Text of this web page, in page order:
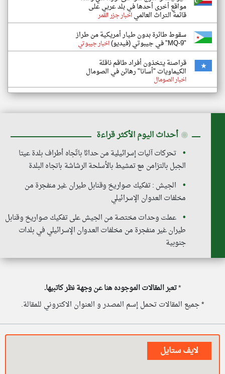
مواقع أخرى أحدها في بلد عربي على
قائمة التراث العالمياخبار جزر القمر
سقوط طائرة بدون طيار أمريكية من طراز
"MQ-9" في جيبوتي (فيديو) اخبار جيبوتي
قراصنة يتخذون أفراد طاقم ناقلة
الكيماويات "أسانا" رهائن في الصومال
اخبار الصومال
◉ أحداث اليوم الأكثر قراءة
تحركات آليات إسرائيلية من حداثا باتّجاه أطراف بلدة عيتا
الجبل بالتزامن مع تمشيط بالأسلحة الرشاشة باتجاه البلدة
الجيش : تفكيك صواريخ وقنابل طيران غير منفجرة من
مخلفات العدوان الإسرائيلي
عملت وحدات مختصة من الجيش على تفكيك صواريخ وقنابل
طيران غير منفجرة من مخلفات العـدوان الإسرائيلي في بلدات
جنوبية
*تعبر المقالات الموجوده هنا عن وجهة نظر كاتبيها.
* جميع المقالات تحمل إسم المصدر و العنوان الاكتروني للمقالة.
لايف ستايل